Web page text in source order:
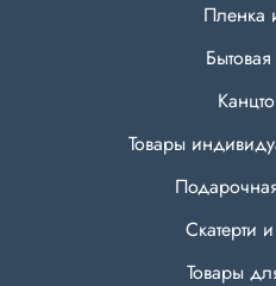
Пленка
Товары
Скатерти
Товары